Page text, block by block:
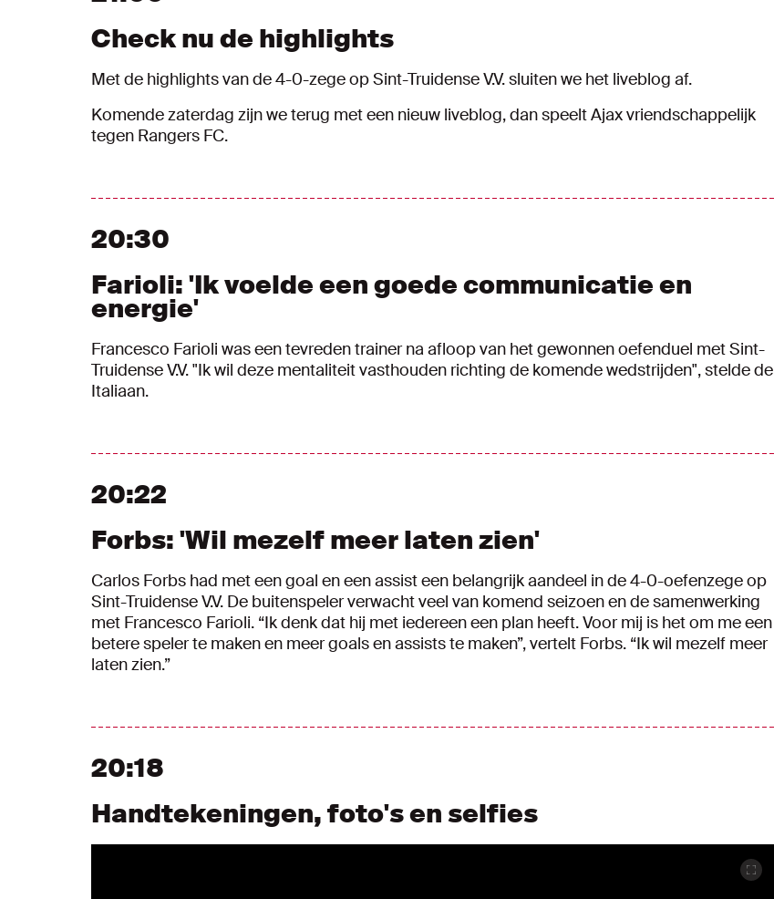
Check nu de highlights
Met de highlights van de 4-0-zege op Sint-Truidense V.V. sluiten we het liveblog af.
Komende zaterdag zijn we terug met een nieuw liveblog, dan speelt Ajax vriendschappelijk
tegen Rangers FC.
20:30
Farioli: 'Ik voelde een goede communicatie en
energie'
Francesco Farioli was een tevreden trainer na afloop van het gewonnen oefenduel met Sint-
Truidense V.V. "Ik wil deze mentaliteit vasthouden richting de komende wedstrijden", stelde de
Italiaan.
20:22
Forbs: 'Wil mezelf meer laten zien'
Carlos Forbs had met een goal en een assist een belangrijk aandeel in de 4-0-oefenzege op
Sint-Truidense V.V. De buitenspeler verwacht veel van komend seizoen en de samenwerking
met Francesco Farioli. “Ik denk dat hij met iedereen een plan heeft. Voor mij is het om me een
betere speler te maken en meer goals en assists te maken”, vertelt Forbs. “Ik wil mezelf meer
laten zien.”
20:18
Handtekeningen, foto's en selfies